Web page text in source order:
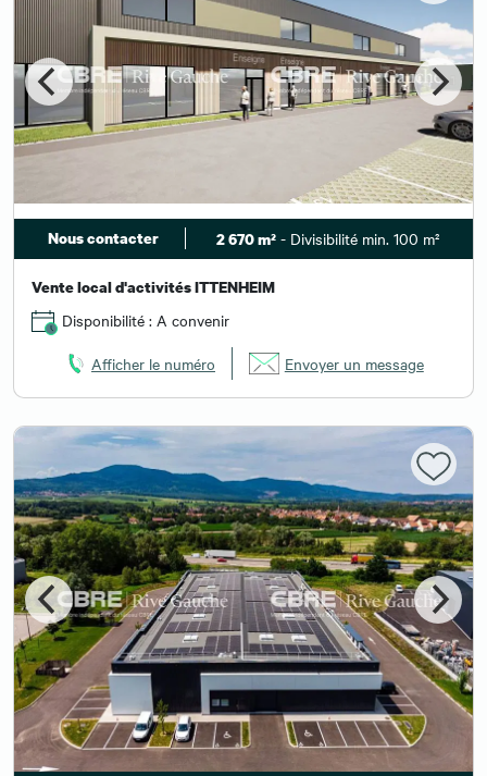
Nous contacter 2 670 m²- Divisibilité min. 100 m²
Vente local d'activités ITTENHEIM
Disponibilité : A convenir
Afficher le numéro Envoyer un message